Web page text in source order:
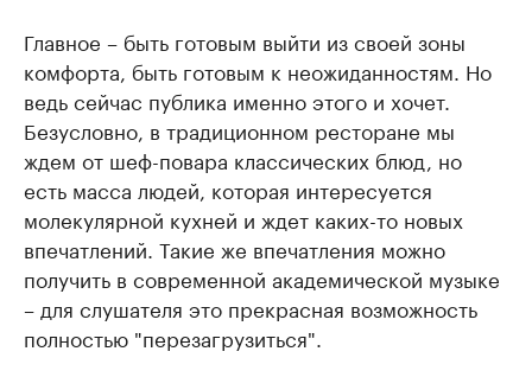
Главное – быть готовым выйти из своей зоны
комфорта, быть готовым к неожиданностям. Но
ведь сейчас публика именно этого и хочет.
Безусловно, в традиционном ресторане мы
ждем от шеф-повара классических блюд, но
есть масса людей, которая интересуется
молекулярной кухней и ждет каких-то новых
впечатлений. Такие же впечатления можно
получить в современной академической музыке
– для слушателя это прекрасная возможность
полностью "перезагрузиться".